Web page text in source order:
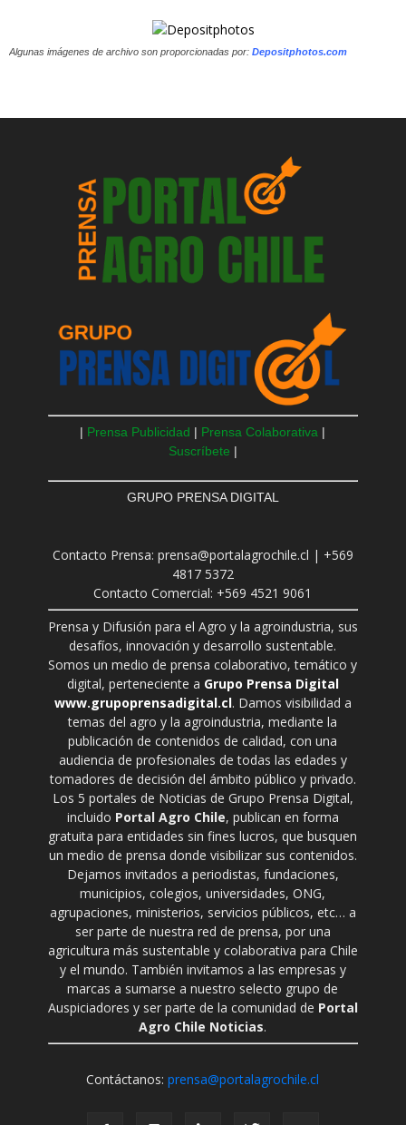
Algunas imágenes de archivo son proporcionadas por: Depositphotos.com
| Prensa Publicidad | Prensa Colaborativa |
Suscríbete |
GRUPO PRENSA DIGITAL
Contacto Prensa: prensa@portalagrochile.cl | +569
4817 5372
Contacto Comercial: +569 4521 9061
Prensa y Difusión para el Agro y la agroindustria, sus
desafíos, innovación y desarrollo sustentable.
Somos un medio de prensa colaborativo, temático y
digital, perteneciente a Grupo Prensa Digital
www.grupoprensadigital.cl. Damos visibilidad a
temas del agro y la agroindustria, mediante la
publicación de contenidos de calidad, con una
audiencia de profesionales de todas las edades y
tomadores de decisión del ámbito público y privado.
Los 5 portales de Noticias de Grupo Prensa Digital,
incluido Portal Agro Chile, publican en forma
gratuita para entidades sin fines lucros, que busquen
un medio de prensa donde visibilizar sus contenidos.
Dejamos invitados a periodistas, fundaciones,
municipios, colegios, universidades, ONG,
agrupaciones, ministerios, servicios públicos, etc… a
ser parte de nuestra red de prensa, por una
agricultura más sustentable y colaborativa para Chile
y el mundo. También invitamos a las empresas y
marcas a sumarse a nuestro selecto grupo de
Auspiciadores y ser parte de la comunidad de Portal
Agro Chile Noticias.
Contáctanos:prensa@portalagrochile.cl